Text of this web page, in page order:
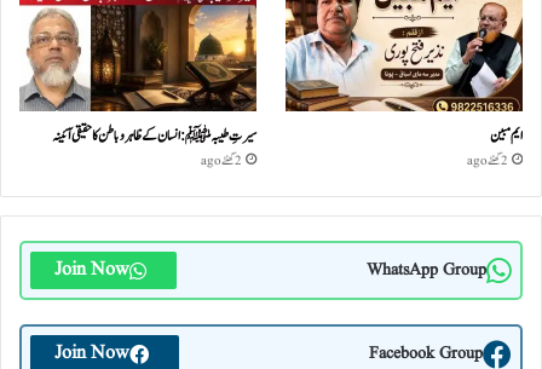
ایم مبین
2 گھنٹے ago
سیرتِ طیبہﷺ: انسان کے ظاہر و باطن کا حقیقی آئینہ
2 گھنٹے ago
WhatsApp Group
Join Now
Facebook Group
Join Now